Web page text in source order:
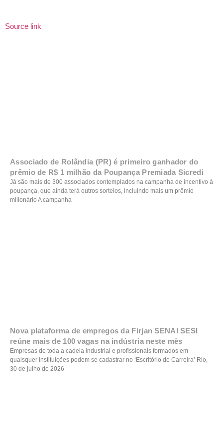
Source link
Associado de Rolândia (PR) é primeiro ganhador do
prêmio de R$ 1 milhão da Poupança Premiada Sicredi
Já são mais de 300 associados contemplados na campanha de incentivo à
poupança, que ainda terá outros sorteios, incluindo mais um prêmio
milionário A campanha
Nova plataforma de empregos da Firjan SENAI SESI
reúne mais de 100 vagas na indústria neste mês
Empresas de toda a cadeia industrial e profissionais formados em
quaisquer instituições podem se cadastrar no ‘Escritório de Carreira’ Rio,
30 de julho de 2026